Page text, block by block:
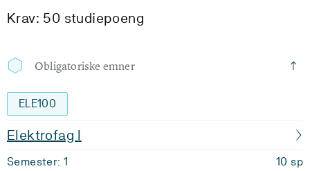
Krav: 50 studiepoeng
Obligatoriske emner
ELE100
Elektrofag I
Semester: 1 10 sp